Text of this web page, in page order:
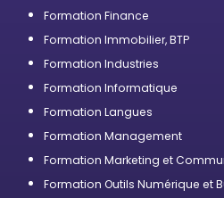
Formation Finance
Formation Immobilier, BTP
Formation Industries
Formation Informatique
Formation Langues
Formation Management
Formation Marketing et
Formation Outils Numérique et